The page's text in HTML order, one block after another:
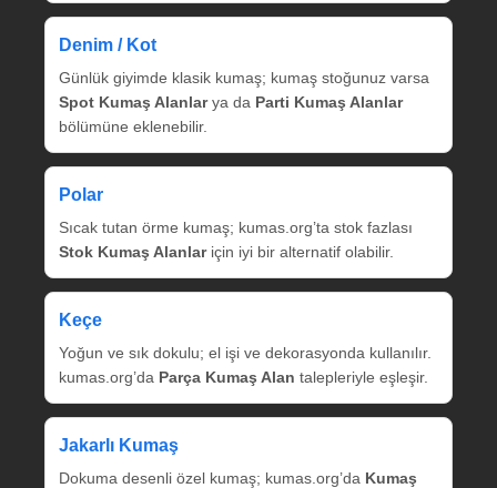
Denim / Kot
Günlük giyimde klasik kumaş; kumaş stoğunuz varsa
Spot Kumaş Alanlarya da Parti Kumaş Alanlar
bölümüne eklenebilir.
Polar
Sıcak tutan örme kumaş; kumas.org’ta stok fazlası
Stok Kumaş Alanlariçin iyi bir alternatif olabilir.
Keçe
Yoğun ve sık dokulu; el işi ve dekorasyonda kullanılır.
kumas.org’da Parça Kumaş Alan talepleriyle eşleşir.
Jakarlı Kumaş
Dokuma desenli özel kumaş; kumas.org’da Kumaş